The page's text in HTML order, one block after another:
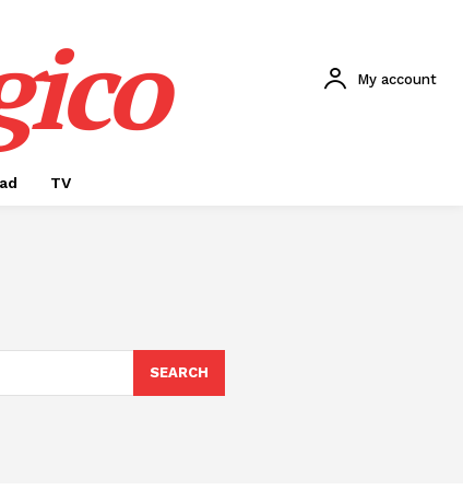
My account
TV
SEARCH